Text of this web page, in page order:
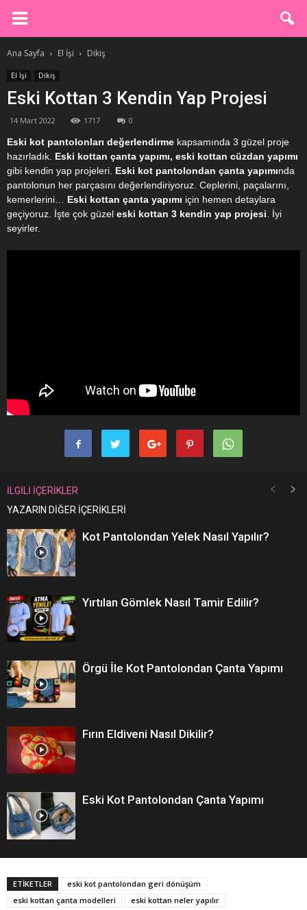
Ana Sayfa El İşi Dikiş
El İşi Dikiş
Eski Kottan 3 Kendin Yap Projesi
14 Mart 2022 1717 0
Eski kot pantolonları değerlendirme kapsamında 3 güzel proje
hazırladık. Eski kottan çanta yapımı, eski kottan cüzdan yapımı
gibi kendin yap projeleri. Eski kot pantolondan çanta yapımında
pantolonun her parçasını değerlendiriyoruz. Ceplerini, paçalarını,
kemerlerini… Eski kottan çanta yapımı için hemen detaylara
geçiyoruz. İşte çok güzel eski kottan 3 kendin yap projesi . İyi
seyirler.
İLGİLİ İÇERİKLER
YAZARIN DİĞER İÇERİKLERİ
Kot Pantolondan Yelek Nasıl Yapılır?
Yırtılan Gömlek Nasıl Tamir Edilir?
Örgü İle Kot Pantolondan Çanta Yapımı
Fırın Eldiveni Nasıl Dikilir?
Eski Kot Pantolondan Çanta Yapımı
ETİKETLER
eski kot pantolondan geri dönüşüm
eski kottan çanta modelleri
eski kottan neler yapılır